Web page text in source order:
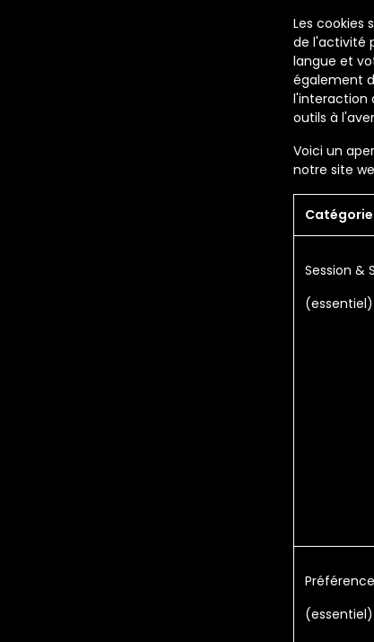
Les cookies
de l'activité
langue et
également
l'interaction
outils à
Voici un
notre site
Session &
(essentiel)
(essentiel)